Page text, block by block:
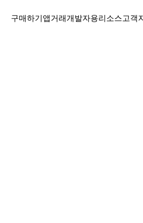
구매하기앱거래개발자용리소스고객